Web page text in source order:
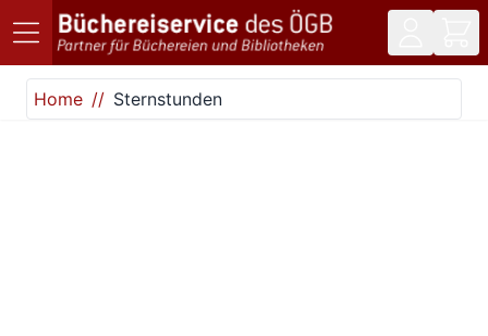
Direkt zum Inhalt
Home
Sternstunden